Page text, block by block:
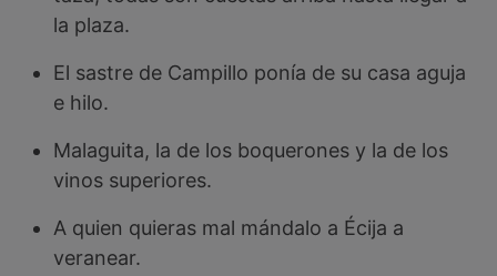
la plaza.
El sastre de Campillo ponía de su casa aguja
e hilo.
Malaguita, la de los boquerones y la de los
vinos superiores.
A quien quieras mal mándalo a Écija a
veranear.